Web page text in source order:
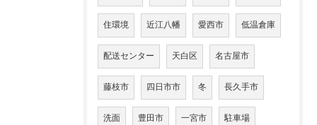
住環境 近江八幡 愛西市 低温倉庫
配送センター 天白区 名古屋市
藤枝市 四日市市 冬 長久手市
洗面 豊田市 一宮市 駐車場